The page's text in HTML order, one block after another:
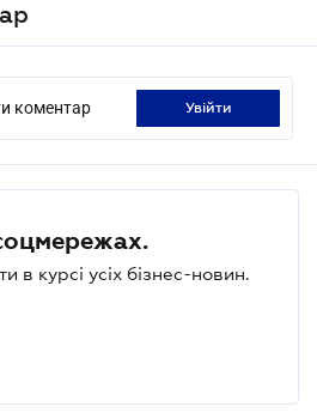
коментар увійти
в курсі усіх бізнес-новин.